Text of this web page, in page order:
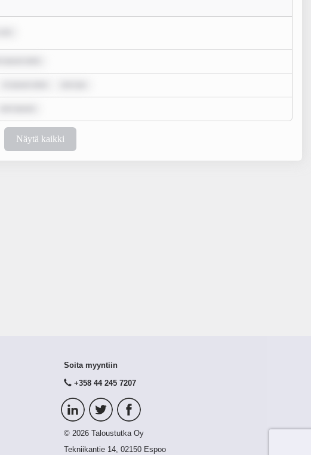
Näytä kaikki
Soita myyntiin
+358 44 245 7207
© 2026 Taloustutka Oy
Tekniikantie 14, 02150 Espoo